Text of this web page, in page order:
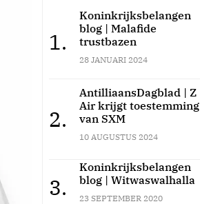
1.
Koninkrijksbelangen
blog | Malafide
trustbazen
28 JANUARI 2024
2.
AntilliaansDagblad | Z
Air krijgt toestemming
van SXM
10 AUGUSTUS 2024
3.
Koninkrijksbelangen
blog | Witwaswalhalla
23 SEPTEMBER 2020